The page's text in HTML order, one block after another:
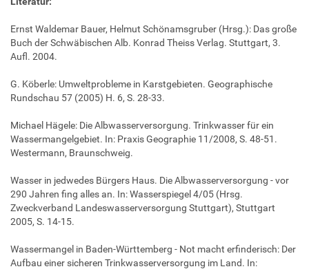
Ernst Waldemar Bauer, Helmut Schönamsgruber (Hrsg.): Das große
Buch der Schwäbischen Alb. Konrad Theiss Verlag. Stuttgart, 3.
Aufl. 2004.
G. Köberle: Umweltprobleme in Karstgebieten. Geographische
Rundschau 57 (2005) H. 6, S. 28-33.
Michael Hägele: Die Albwasserversorgung. Trinkwasser für ein
Wassermangelgebiet. In: Praxis Geographie 11/2008, S. 48-51.
Westermann, Braunschweig.
Wasser in jedwedes Bürgers Haus. Die Albwasserversorgung - vor
290 Jahren fing alles an. In: Wasserspiegel 4/05 (Hrsg.
Zweckverband Landeswasserversorgung Stuttgart), Stuttgart
2005, S. 14-15.
Wassermangel in Baden-Württemberg - Not macht erfinderisch: Der
Aufbau einer sicheren Trinkwasserversorgung im Land. In: